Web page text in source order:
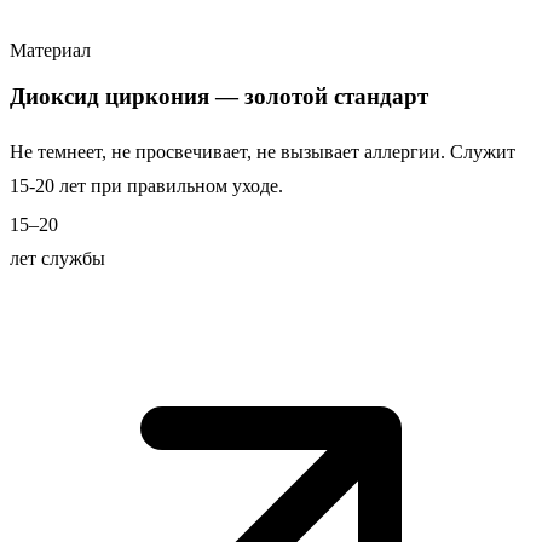
Материал
Диоксид циркония — золотой стандарт
Не темнеет, не просвечивает, не вызывает аллергии. Служит
15-20 лет при правильном уходе.
15–20
лет службы